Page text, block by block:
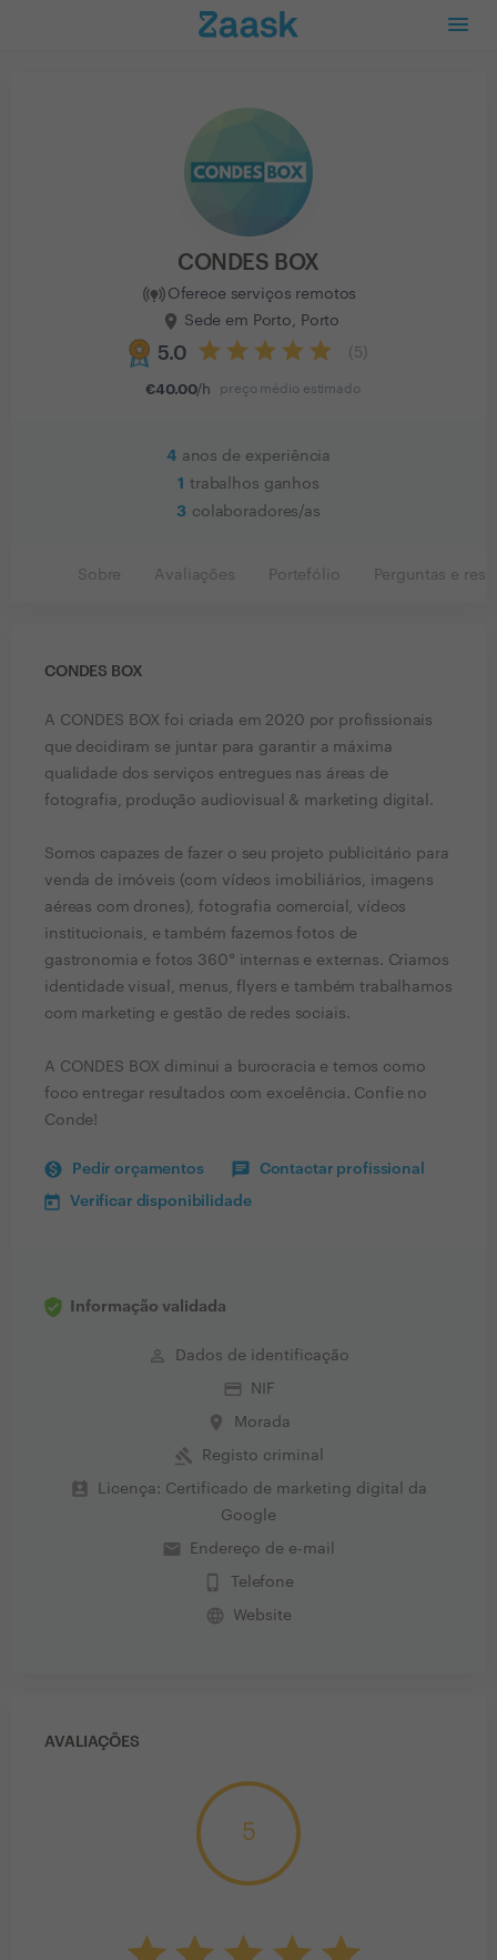
CONDES BOX
Oferece serviços remotos
Sede em Porto, Porto
5.0 5
€40.00/h preço médio estimado
4 anos de experiência
1 trabalhos ganhos
3 colaboradores/as
Sobre Avaliações Portefólio Perguntas e
CONDES BOX
A CONDES BOX foi criada em 2020 por profissionais
que decidiram se juntar para garantir a máxima
qualidade dos serviços entregues nas áreas de
fotografia, produção audiovisual & marketing digital.
Somos capazes de fazer o seu projeto publicitário para
venda de imóveis (com vídeos imobiliários, imagens
aéreas com drones), fotografia comercial, vídeos
institucionais, e também fazemos fotos de
gastronomia e fotos 360° internas e externas. Criamos
identidade visual, menus, flyers e também trabalhamos
com marketing e gestão de redes sociais.
A CONDES BOX diminui a burocracia e temos como
foco entregar resultados com excelência. Confie no
Conde!
Pedir orçamentos Contactar profissional
Verificar disponibilidade
Informação validada
perm_identity Dados de identificação
credit_card NIF
place Morada
gavel Registo criminal
perm_contact_calendar
Licença: Certificado de marketing digital da
Google
email Endereço de e-mail
phone_iphone Telefone
language Website
AVALIAÇÕES
5